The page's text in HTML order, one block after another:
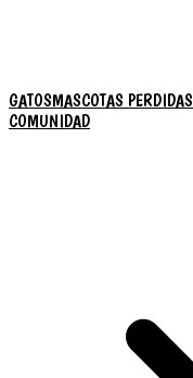
GATOSMASCOTAS PERDIDAS
COMUNIDAD